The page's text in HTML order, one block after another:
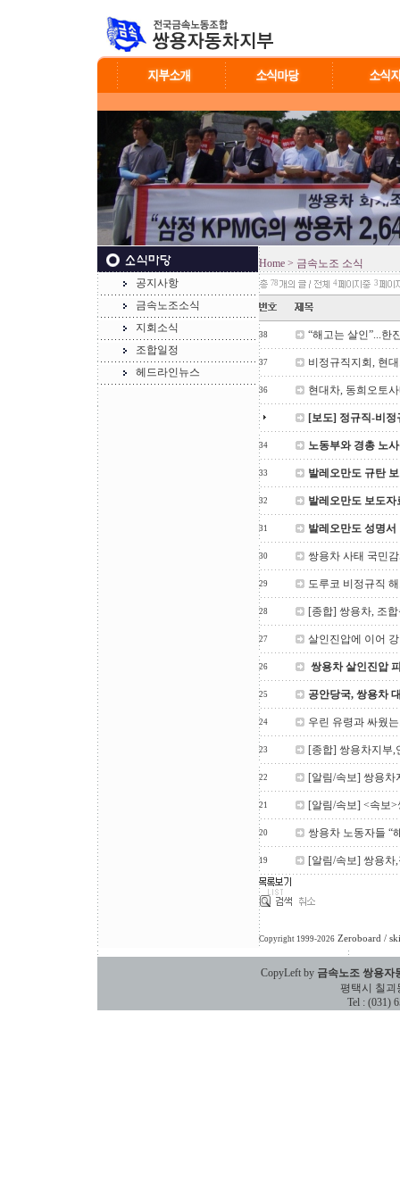
공지사항
금속노조소식
지회소식
조합일정
헤드라인뉴스
Home > 금속노조 소식
78 4 3
38 “해고는 살인”...한
37 비정규직지회, 현
36 현대차, 동희오토
[보도] 정규직-비
34 노동부와 경총 노
33 발레오만도 규탄
32 발레오만도 보도자
31 발레오만도 성명서
30 쌍용차 사태 국민
29 도루코 비정규직
28 [종합] 쌍용차, 조
27 살인진압에 이어
26 쌍용차 살인진압
25 공안당국, 쌍용차
24 우린 유령과 싸웠
23 [종합] 쌍용차지부,
22 [알림/속보] 쌍용차
21 [알림/속보] <속보
20 쌍용차 노동자들 “
19 [알림/속보] 쌍용차
Copyright 1999-2026 Zeroboard /
CopyLeft by 금속노조 쌍용자
평택시 칠괴동
Tel : (031)